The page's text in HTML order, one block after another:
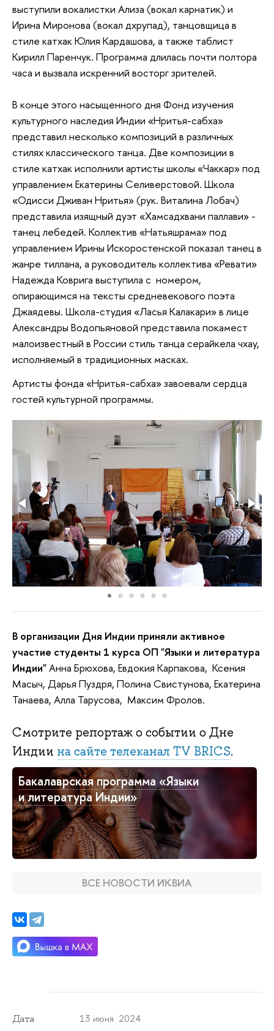
выступили вокалистки Ализа (вокал карнатик) и
Ирина Миронова (вокал дхрупад), танцовщица в
стиле катхак Юлия Кардашова, а также таблист
Кирилл Паренчук. Программа длилась почти полтора
часа и вызвала искренний восторг зрителей.
В конце этого насыщенного дня Фонд изучения
культурного наследия Индии «Нритья-сабха»
представил несколько композиций в различных
стилях классического танца. Две композиции в
стиле катхак исполнили артисты школы «Чаккар» под
управлением Екатерины Селиверстовой. Школа
«Одисси Дживан Нритья» (рук. Виталина Лобач)
представила изящный дуэт «Хамсадхвани паллави» -
танец лебедей. Коллектив «Натьяшрама» под
управлением Ирины Искоростенской показал танец в
жанре тиллана, а руководитель коллектива «Ревати»
Надежда Коврига выступила с номером,
опирающимся на тексты средневекового поэта
Джаядевы. Школа-студия «Ласья Калакари» в лице
Александры Водопьяновой представила покамест
малоизвестный в России стиль танца серайкела чхау,
исполняемый в традиционных масках.
Артисты фонда «Нритья-сабха» завоевали сердца
гостей культурной программы.
В организации Дня Индии приняли активное
участие студенты 1 курса ОП "Языки и литература
Индии"Анна Брюхова, Евдокия Карпакова, Ксения
Масыч, Дарья Пуздря, Полина Свистунова, Екатерина
Танаева, Алла Тарусова, Максим Фролов.
Смотрите репортаж о событии о Дне
Индии на сайте телеканал TV BRICS.
Бакалаврская программа «Языки
и литература Индии»
ВСЕ НОВОСТИ ИКВИА
Дата 13 июня 2024